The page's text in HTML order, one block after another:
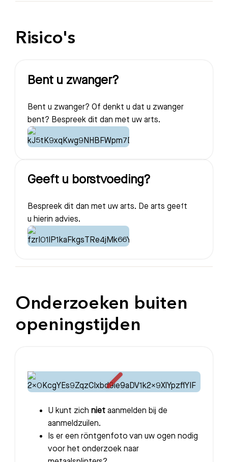
Risico's
Bent u zwanger?
Bent u zwanger? Of denkt u dat u zwanger
bent? Bespreek dit dan met uw arts.
Geeft u borstvoeding?
Bespreek dit dan met uw arts. De arts geeft
u hierin advies.
Onderzoeken buiten
openingstijden
U kunt zich niet aanmelden bij de
aanmeldzuilen.
Is er een röntgenfoto van uw ogen nodig
voor het onderzoek naar